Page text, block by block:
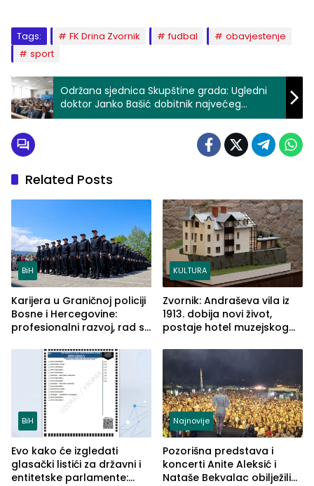
Tags: FK Drina Zvornik fudbal
obavjestenje
sport
Održana sjednica Skupštine grada: Ugledni
doktor Janko Bašić dobitnik najvećeg
priznanja Povelja grada Zvornika (FOTO)
Related Posts
BiH
Karijera u Graničnoj policiji
Bosne i Hercegovine:
profesionalni razvoj, rad sa
služba građanima
KULTURA
Zvornik: Andraševa vila iz
1913. dobija novi život,
postaje hotel muzejskog
BiH
Evo kako će izgledati
glasački listići za državni i
entitetske parlamente:
Najnovije
Pozorišna predstava i
koncerti Anite Aleksić i
Nataše Bekvalac obilježili